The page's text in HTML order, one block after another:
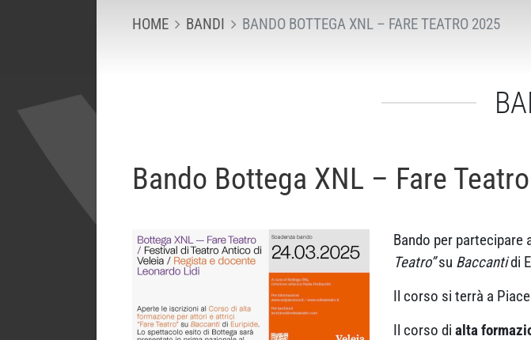
HOME BANDI BANDO BOTTEGA XNL – FARE TEATRO 2025
Bando Bottega XNL – Fare
Bando per
Teatro”su Baccantidi
Il corso si terrà a
Il corso di alta